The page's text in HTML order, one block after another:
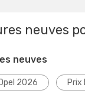
neuves
neuves
2026